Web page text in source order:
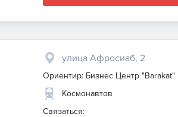
улица Афросиаб, 2
Ориентир: Бизнес Центр "Barakat"
Космонавтов
Связаться: